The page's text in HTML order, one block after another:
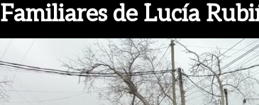
Familiares de Lucía